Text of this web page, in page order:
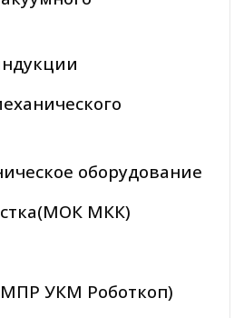
оборудование
МКК)
УКМ Роботкоп)